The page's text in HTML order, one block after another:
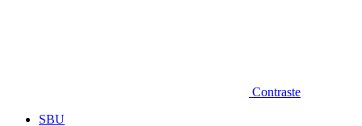
Contraste
SBU